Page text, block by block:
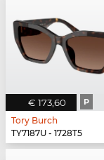
€ 173,60 P
Tory Burch
TY7187U - 1728T5